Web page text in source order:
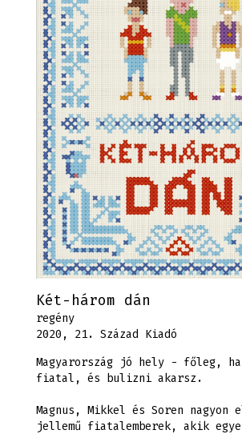
Két-három dán
regény
2020, 21. Század Kiadó
Magyarország jó hely - főleg, ha
fiatal, és bulizni akarsz.
Magnus, Mikkel és Soren nagyon
jellemű fiatalemberek, akik